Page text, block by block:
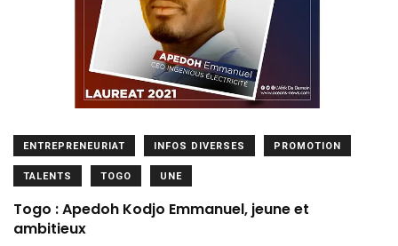
ENTREPRENEURIAT INFOS DIVERSES PROMOTION
TALENTS TOGO UNE
Togo : Apedoh Kodjo Emmanuel, jeune et
ambitieux